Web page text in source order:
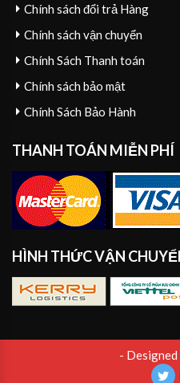
Chính sách đổi trả Hàng
Chính sách vận chuyển
Chính Sách Thanh toán
Chính sách bảo mật
Chính Sách Bảo Hành
THANH TOÁN MIỄN PHÍ
HÌNH THỨC VẬN
-